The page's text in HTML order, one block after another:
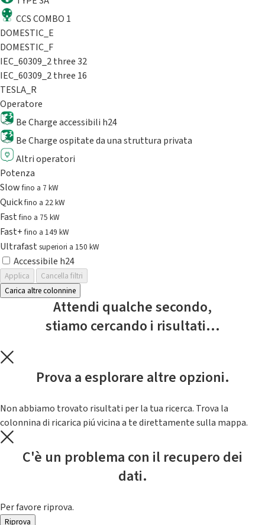
CCS COMBO 1
DOMESTIC_E
DOMESTIC_F
IEC_60309_2 three 32
IEC_60309_2 three 16
TESLA_R
Operatore
Be Charge accessibili h24
Be Charge ospitate da una struttura privata
Altri operatori
Potenza
Slowfino a 7 kW
Quickfino a 22 kW
Fastfino a 75 kW
Fast+fino a 149 kW
Ultrafast superiori a 150 kW
Accessibile h24
Applica
Cancella filtri
Carica altre colonnine
Attendi qualche secondo,
stiamo cercando i risultati...
Prova a esplorare altre opzioni.
Non abbiamo trovato risultati per la tua ricerca. Trova la
colonnina di ricarica piú vicina a te direttamente sulla mappa.
C'è un problema con il recupero dei
dati.
Per favore riprova.
Riprova